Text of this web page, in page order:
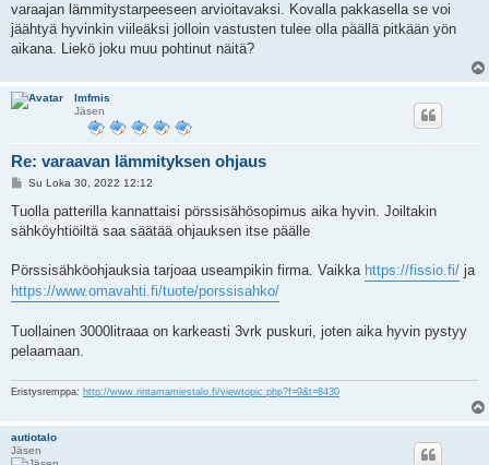
varaajan lämmitystarpeeseen arvioitavaksi. Kovalla pakkasella se voi
jäähtyä hyvinkin viileäksi jolloin vastusten tulee olla päällä pitkään yön
aikana. Liekö joku muu pohtinut näitä?
lmfmis
Jäsen
Re: varaavan lämmityksen ohjaus
V
e
t
Su Loka 30, 2022 12:12
Tuolla patterilla kannattaisi pörssisähösopimus aika hyvin. Joiltakin
sähköyhtiöiltä saa säätää ohjauksen itse päälle
Pörssisähköohjauksia tarjoaa useampikin firma. Vaikka https://fissio.fi/ ja
https://www.omavahti.fi/tuote/porssisahko/
Tuollainen 3000litraaa on karkeasti 3vrk puskuri, joten aika hyvin pystyy
pelaamaan.
Eristysremppa: http://www.rintamamiestalo.fi/viewtopic.php?f=9&t=8430
autiotalo
Jäsen